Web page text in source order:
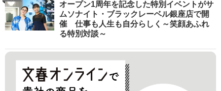
オープン1周年を記念した特別イベントがサ
ムソナイト・ブラックレーベル銀座店で開
催 仕事も人生も自分らしく～笑顔あふれ
る特別対談～